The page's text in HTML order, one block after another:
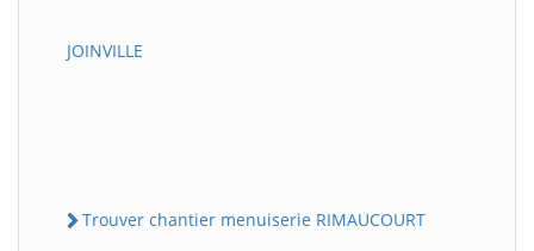
JOINVILLE
Trouver chantier menuiserie RIMAUCOURT